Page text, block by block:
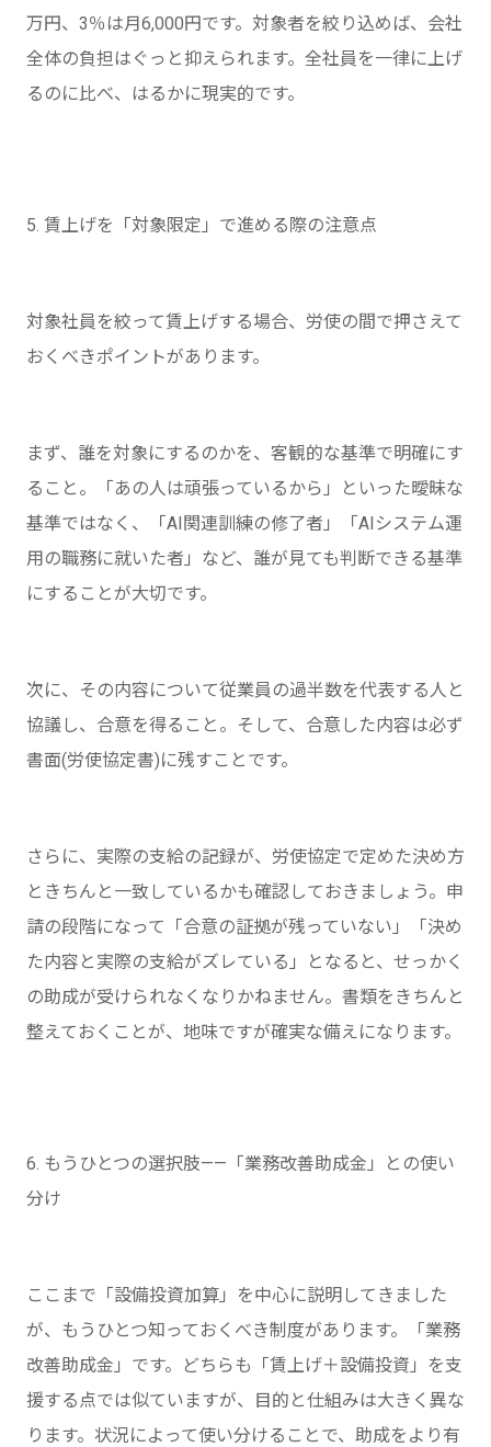
万円、3％は月6,000円です。対象者を絞り込めば、会社
全体の負担はぐっと抑えられます。全社員を一律に上げ
るのに比べ、はるかに現実的です。
5. 賃上げを「対象限定」で進める際の注意点
対象社員を絞って賃上げする場合、労使の間で押さえて
おくべきポイントがあります。
まず、誰を対象にするのかを、客観的な基準で明確にす
ること。「あの人は頑張っているから」といった曖昧な
基準ではなく、「AI関連訓練の修了者」「AIシステム運
用の職務に就いた者」など、誰が見ても判断できる基準
にすることが大切です。
次に、その内容について従業員の過半数を代表する人と
協議し、合意を得ること。そして、合意した内容は必ず
書面(労使協定書)に残すことです。
さらに、実際の支給の記録が、労使協定で定めた決め方
ときちんと一致しているかも確認しておきましょう。申
請の段階になって「合意の証拠が残っていない」「決め
た内容と実際の支給がズレている」となると、せっかく
の助成が受けられなくなりかねません。書類をきちんと
整えておくことが、地味ですが確実な備えになります。
6. もうひとつの選択肢——「業務改善助成金」との使い
分け
ここまで「設備投資加算」を中心に説明してきました
が、もうひとつ知っておくべき制度があります。「業務
改善助成金」です。どちらも「賃上げ＋設備投資」を支
援する点では似ていますが、目的と仕組みは大きく異な
ります。状況によって使い分けることで、助成をより有